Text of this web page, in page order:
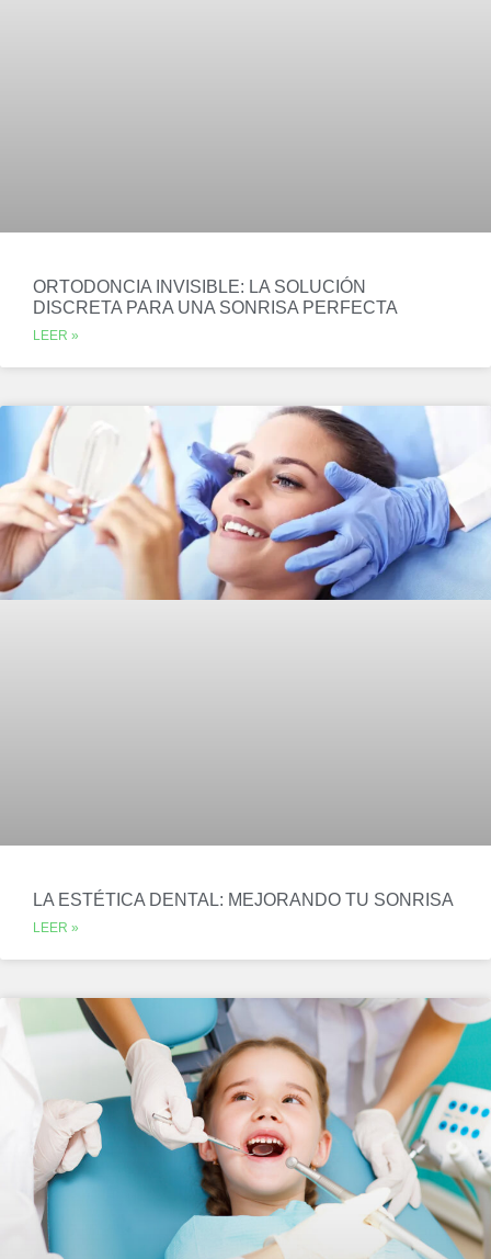
ORTODONCIA INVISIBLE: LA SOLUCIÓN
DISCRETA PARA UNA SONRISA PERFECTA
LEER »
LA ESTÉTICA DENTAL: MEJORANDO TU SONRISA
LEER »